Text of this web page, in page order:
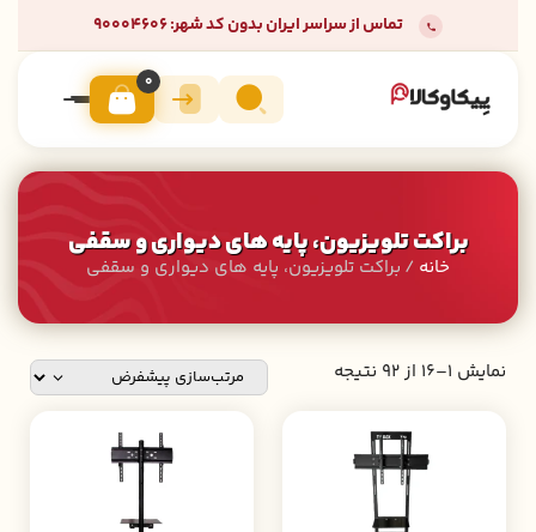
تماس از سراسر ایران بدون کد شهر: 90004606
0
براکت تلویزیون، پایه های دیواری و سقفی
خانه / براکت تلویزیون، پایه های دیواری و سقفی
نمایش 1–16 از 92 نتیجه